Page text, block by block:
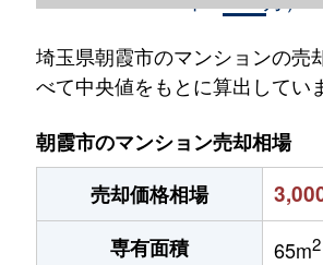
埼玉県朝霞市のマンションの売
べて中央値をもとに算出してい
朝霞市のマンション売却相場
売却価格相場
専有面積 65m2